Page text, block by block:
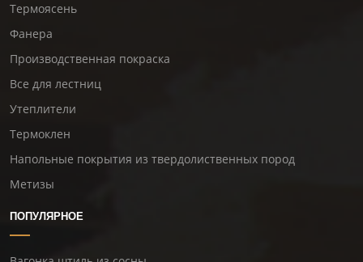
Термоясень
Фанера
Производственная покраска
Все для лестниц
Утеплители
Термоклен
Напольные покрытия из твердолиственных пород
Метизы
ПОПУЛЯРНОЕ